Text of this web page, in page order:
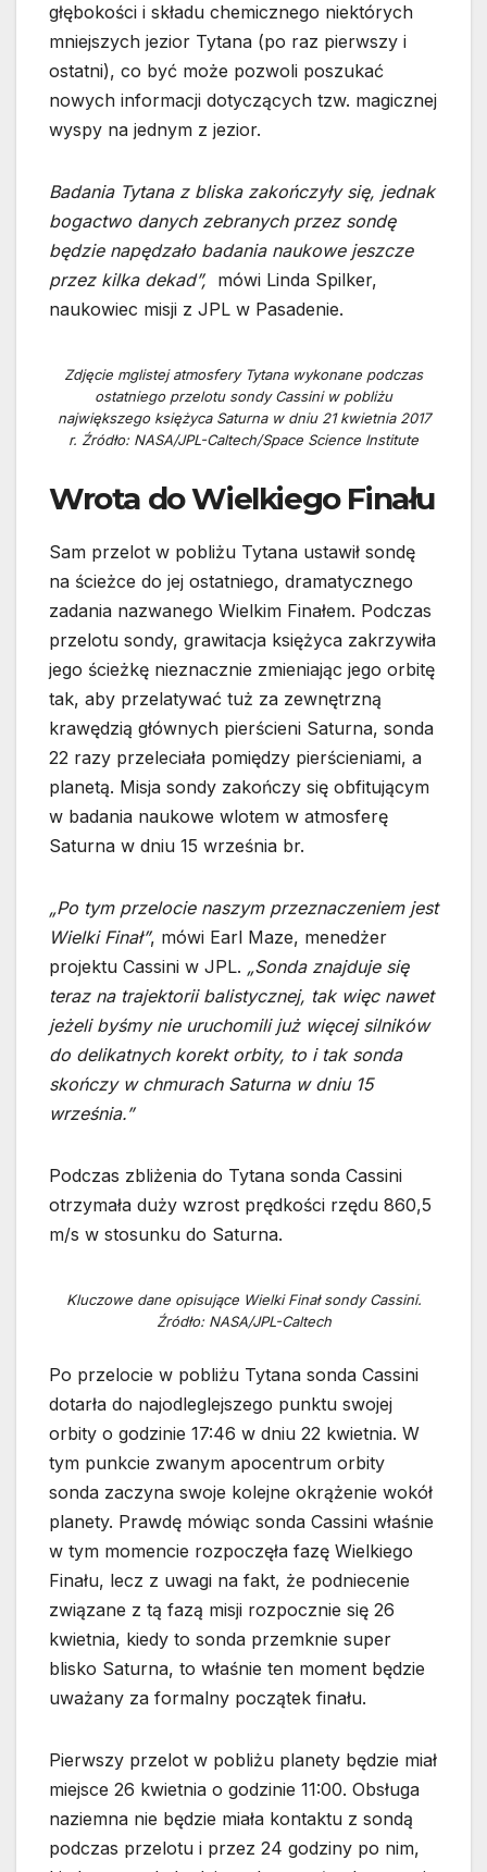
głębokości i składu chemicznego niektórych
mniejszych jezior Tytana (po raz pierwszy i
ostatni), co być może pozwoli poszukać
nowych informacji dotyczących tzw. magicznej
wyspy na jednym z jezior.
Badania Tytana z bliska zakończyły się, jednak
bogactwo danych zebranych przez sondę
będzie napędzało badania naukowe jeszcze
przez kilka dekad”, mówi Linda Spilker,
naukowiec misji z JPL w Pasadenie.
Zdjęcie mglistej atmosfery Tytana wykonane podczas
ostatniego przelotu sondy Cassini w pobliżu
największego księżyca Saturna w dniu 21 kwietnia 2017
r. Źródło: NASA/JPL-Caltech/Space Science Institute
Wrota do Wielkiego Finału
Sam przelot w pobliżu Tytana ustawił sondę
na ścieżce do jej ostatniego, dramatycznego
zadania nazwanego Wielkim Finałem. Podczas
przelotu sondy, grawitacja księżyca zakrzywiła
jego ścieżkę nieznacznie zmieniając jego orbitę
tak, aby przelatywać tuż za zewnętrzną
krawędzią głównych pierścieni Saturna, sonda
22 razy przeleciała pomiędzy pierścieniami, a
planetą. Misja sondy zakończy się obfitującym
w badania naukowe wlotem w atmosferę
Saturna w dniu 15 września br.
„Po tym przelocie naszym przeznaczeniem jest
Wielki Finał”, mówi Earl Maze, menedżer
projektu Cassini w JPL. „Sonda znajduje się
teraz na trajektorii balistycznej, tak więc nawet
jeżeli byśmy nie uruchomili już więcej silników
do delikatnych korekt orbity, to i tak sonda
skończy w chmurach Saturna w dniu 15
września.”
Podczas zbliżenia do Tytana sonda Cassini
otrzymała duży wzrost prędkości rzędu 860,5
m/s w stosunku do Saturna.
Kluczowe dane opisujące Wielki Finał sondy Cassini.
Źródło: NASA/JPL-Caltech
Po przelocie w pobliżu Tytana sonda Cassini
dotarła do najodleglejszego punktu swojej
orbity o godzinie 17:46 w dniu 22 kwietnia. W
tym punkcie zwanym apocentrum orbity
sonda zaczyna swoje kolejne okrążenie wokół
planety. Prawdę mówiąc sonda Cassini właśnie
w tym momencie rozpoczęła fazę Wielkiego
Finału, lecz z uwagi na fakt, że podniecenie
związane z tą fazą misji rozpocznie się 26
kwietnia, kiedy to sonda przemknie super
blisko Saturna, to właśnie ten moment będzie
uważany za formalny początek finału.
Pierwszy przelot w pobliżu planety będzie miał
miejsce 26 kwietnia o godzinie 11:00. Obsługa
naziemna nie będzie miała kontaktu z sondą
podczas przelotu i przez 24 godziny po nim,